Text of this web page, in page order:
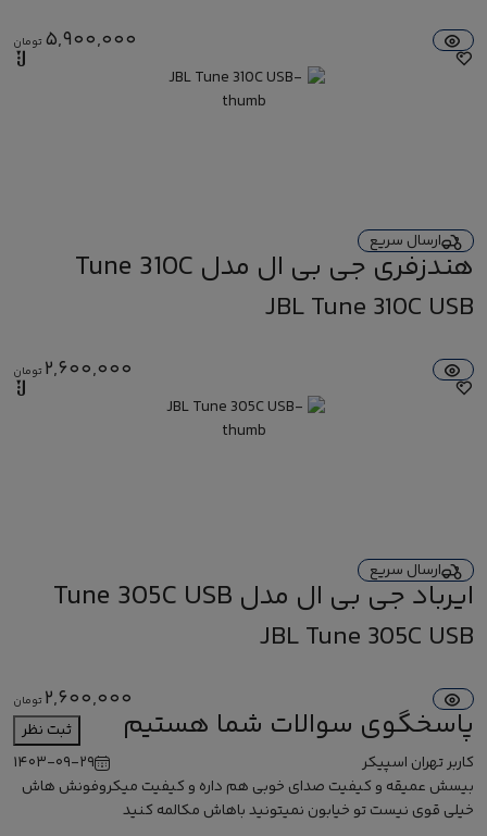
5,900,000 تومان
ارسال سریع
هندزفری جی بی ال مدل Tune 310C
USB-C
JBL Tune 310C USB
2,600,000 تومان
ارسال سریع
ایرباد جی بی ال مدل Tune 305C USB
JBL Tune 305C USB
2,600,000 تومان
پاسخگوی سوالات شما هستیم
ثبت نظر
کاربر تهران اسپیکر
۱۴۰۳-۰۹-۲۹
بیسش عمیقه و کیفیت صدای خوبی هم داره و کیفیت میکروفونش هاش
خیلی قوی نیست تو خیابون نمیتونید باهاش مکالمه کنید